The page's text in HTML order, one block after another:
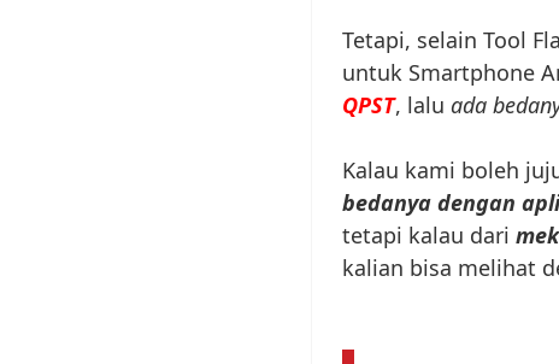
Tetapi, selain Tool
untuk Smartphone
QPST, lalu ada
Kalau kami boleh
bedanya dengan
tetapi kalau dari
kalian bisa melihat